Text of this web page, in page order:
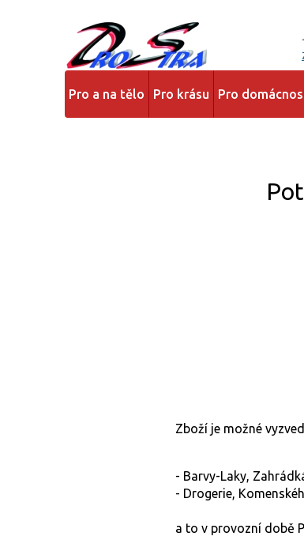
Pro a na tělo Pro krásu Pro
Zboží je možné
- Barvy-Laky,
- Drogerie,
a to v provozní době